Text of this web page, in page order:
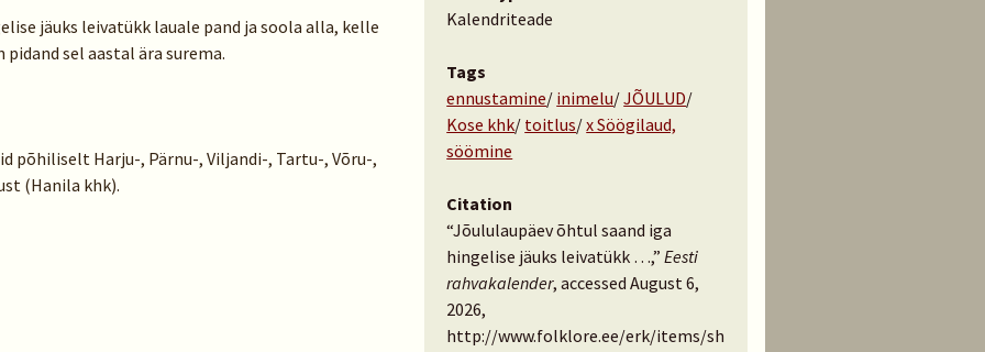
jäuks leivatükk lauale pand ja soola alla, kelle
sel aastal ära surema.
põhiliselt Harju-, Pärnu-, Viljandi-, Tartu-, Võru-,
(Hanila khk).
Kalendriteade
Tags
ennustamine/ inimelu/JÕULUD/
Kose khk/ toitlus/x Söögilaud,
söömine
Citation
“Jõululaupäev õhtul saand iga
hingelise jäuks leivatükk …,”Eesti
rahvakalender, accessed August 6,
2026,
http://www.folklore.ee/erk/items/sh